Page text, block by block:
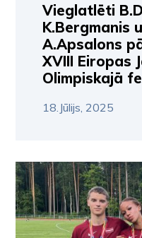
Vieglatlēti
K.Bergmanis
A.Apsalons
XVIII Eiropas
Olimpiskajā
18.Jūlijs, 2025